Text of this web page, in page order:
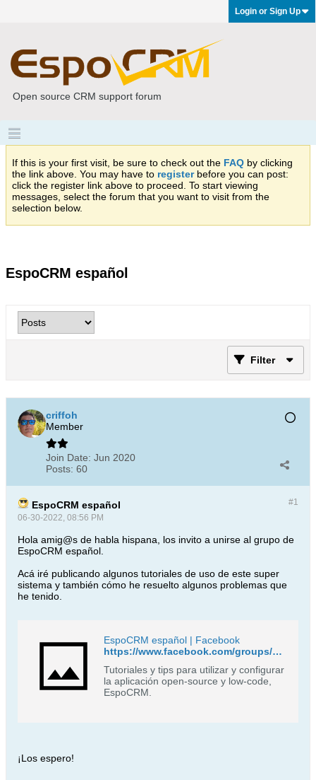
Login or Sign Up
Open source CRM support forum
If this is your first visit, be sure to check out the FAQ by clicking
the link above. You may have to registerbefore you can post:
click the register link above to proceed. To start viewing
messages, select the forum that you want to visit from the
selection below.
EspoCRM español
Filter
criffoh
Member
Join Date: Jun 2020
Posts: 60
#1
EspoCRM español
06-30-2022, 08:56 PM
Hola amig@s de habla hispana, los invito a unirse al grupo de
EspoCRM español.
Acá iré publicando algunos tutoriales de uso de este super
sistema y también cómo he resuelto algunos problemas que
he tenido.
EspoCRM español | Facebook
https://www.facebook.com/groups/429855011811844
Tutoriales y tips para utilizar y configurar
la aplicación open-source y low-code,
EspoCRM.
¡Los espero!